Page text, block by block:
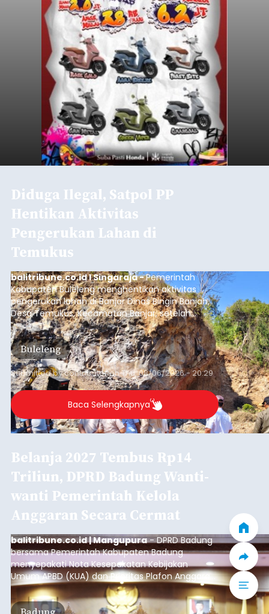
Diduga Ilegal, Satpol PP
Hentikan Aktivitas
Pengerukan Lahan di
Temukus
balitribune.co.id I Singaraja -Pemerintah
Kabupaten Buleleng menghentikan aktivitas
pengerukan lahan di Banjar Dinas Bingin Banjah,
Desa Temukus, Kecamatan Banjar, setelah
ditemukan indikasi kegiatan pengambilan
material yang tidak sesuai dengan peruntukan
kawasan.
Buleleng
Submitted bycontributoronThu, 08/06/2026 - 20:29
Baca Selengkapnya
Belanja 2027 Tembus Rp14
Triliun, DPRD Badung Wanti-
wanti Pemerintah Kelola
Anggaran Secara Cermat
balitribune.co.id | Mangupura- DPRD Badung
bersama Pemerintah Kabupaten Badung
menyepakati Nota Kesepakatan Kebijakan
Umum APBD (KUA) dan Prioritas Plafon Anggaran
Sementara (PPAS) Tahun Anggaran 2027 dalam
rapat paripurna yang digelar di Gedung DPRD